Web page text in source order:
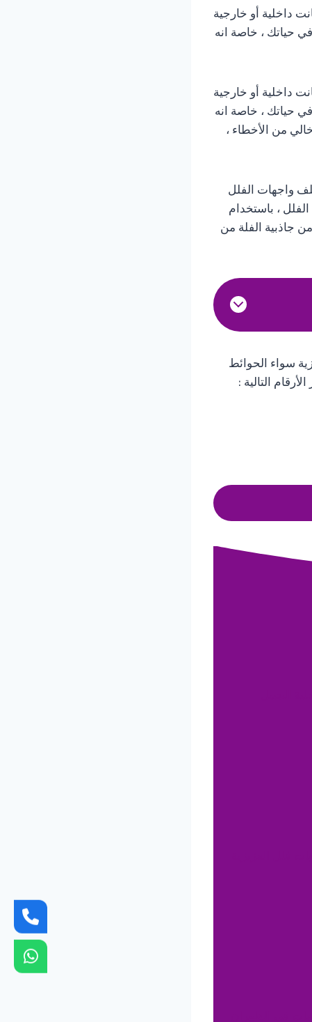
داخلية أو خارجية
حياتك ، خاصة انه
داخلية أو خارجية
حياتك ، خاصة انه
من الأخطاء ،
واجهات الفلل
، باستخدام
جاذبية الفلة من
سواء الحوائط
التالية :